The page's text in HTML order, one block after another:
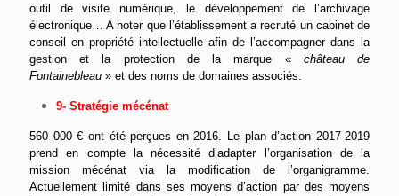
outil de visite numérique, le développement de l’archivage
électronique… A noter que l’établissement a recruté un cabinet de
conseil en propriété intellectuelle afin de l’accompagner dans la
gestion et la protection de la marque « château de
Fontainebleau » et des noms de domaines associés.
9- Stratégie mécénat
560 000 € ont été perçues en 2016. Le plan d’action 2017-2019
prend en compte la nécessité d’adapter l’organisation de la
mission mécénat via la modification de l’organigramme.
Actuellement limité dans ses moyens d’action par des moyens